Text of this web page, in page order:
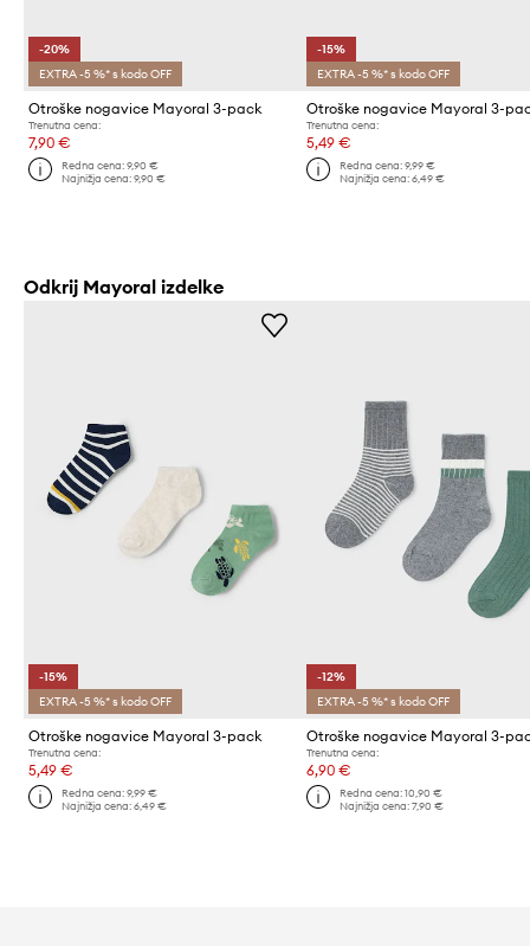
-20%
EXTRA -5 %* s kodo OFF
Otroške nogavice Mayoral 3-pack
Trenutna cena:
7,90 €
Redna cena:9,90 €
Najnižja cena:9,90 €
-15%
EXTRA -5 %* s kodo OFF
Otroške nogavice Mayoral 3-
Trenutna cena:
5,49 €
Redna cena: 9,99 €
Najnižja cena: 6,49 €
Odkrij Mayoral izdelke
-15%
EXTRA -5 %* s kodo OFF
Otroške nogavice Mayoral 3-pack
Trenutna cena:
5,49 €
Redna cena:9,99 €
Najnižja cena:6,49 €
-12%
EXTRA -5 %* s kodo OFF
Otroške nogavice Mayoral 3-
Trenutna cena:
6,90 €
Redna cena: 10,90 €
Najnižja cena: 7,90 €